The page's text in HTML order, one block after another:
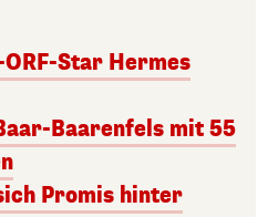
Star Hermes
Baarenfels mit 55
Promis hinter